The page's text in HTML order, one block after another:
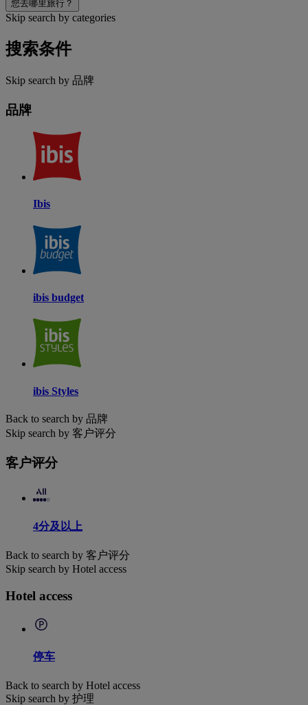
您去哪里旅行？
Skip search by categories
搜索条件
Skip search by 品牌
品牌
Ibis
ibis budget
ibis Styles
Back to search by 品牌
Skip search by 客户评分
客户评分
4分及以上
Back to search by 客户评分
Skip search by Hotel access
Hotel access
停车
Back to search by Hotel access
Skip search by 护理